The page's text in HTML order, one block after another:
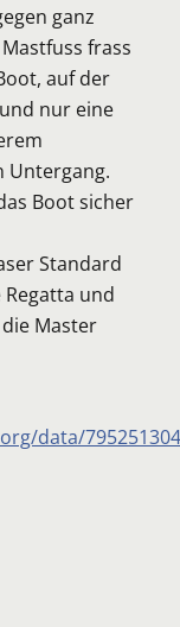
ganz
frass
auf der
nur eine
Untergang.
Boot sicher
Standard
und
Master
data/